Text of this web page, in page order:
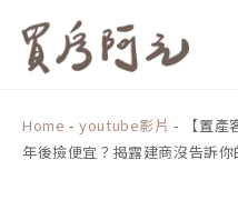
Home -youtube影片 -
【置
年後撿便宜？揭露建商沒告訴